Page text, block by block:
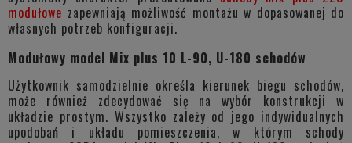
modułowe zapewniają możliwość montażu w dopasowanej do
własnych potrzeb konfiguracji.
Modułowy model Mix plus 10 L-90, U-180 schodów
Użytkownik samodzielnie określa kierunek biegu schodów,
może również zdecydować się na wybór konstrukcji w
układzie prostym. Wszystko zależy od jego indywidualnych
upodobań i układu pomieszczenia, w którym schody